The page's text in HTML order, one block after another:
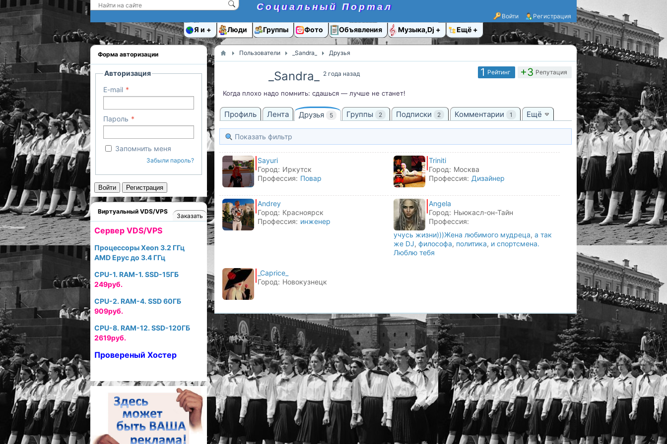
Социальный Портал
Войти Регистрация
Я и Люди Группы Фото Объявления Музыка,Dj Ещё
Пользователи _Sandra_ Друзья
_Sandra_ 2 года назад
Когда плохо надо помнить: сдашься — лучше не станет!
+3 Репутация
1 Рейтинг
Профиль Лента Друзья 5 Группы 2 Подписки 2 Комментарии 1 Ещё
Показать фильтр
Sayuri
Город: Иркутск
Профессия: Повар
Triniti
Город: Москва
Профессия: Дизайнер
Andrey
Город: Красноярск
Профессия: инженер
Angela
Город: Ньюкасл-он-Тайн
Профессия:
учусь жизни)))Жена любимого мудреца, а так
же DJ, философа, политика, и спортсмена.
Люблю тебя
_Caprice_
Город: Новокузнецк
Форма авторизации
Авторизация
E-mail
Пароль
Запомнить меня
Забыли пароль?
Войти Регистрация
Виртуальный VDS/VPS
Заказать
Cервер VDS/VPS
Процессоры Xeon 3.2 ГГц
AMD Epyc до 3.4 ГГц
CPU-1. RAM-1. SSD-15ГБ
249руб.
CPU-2. RAM-4. SSD 60ГБ
909руб.
CPU-8. RAM-12. SSD-120ГБ
2619руб.
Провереный Хостер